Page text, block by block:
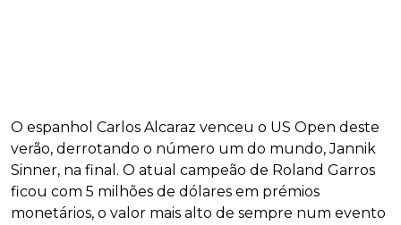
O espanhol Carlos Alcaraz venceu o US Open deste
verão, derrotando o número um do mundo, Jannik
Sinner, na final. O atual campeão de Roland Garros
ficou com 5 milhões de dólares em prémios
monetários, o valor mais alto de sempre num evento